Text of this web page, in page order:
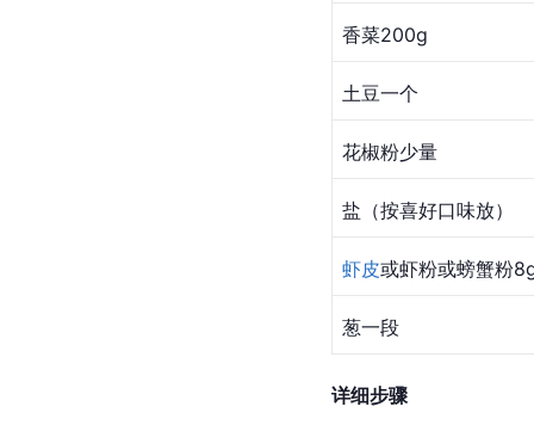
香菜200g
土豆一个
花椒粉少量
盐（按喜好口味放）
虾皮或虾粉或螃蟹粉
葱一段
详细步骤